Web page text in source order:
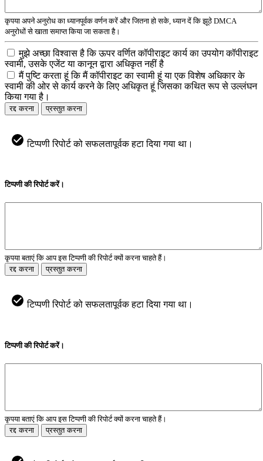
कृपया अपने अनुरोध का ध्यानपूर्वक वर्णन करें और जितना हो सके, ध्यान दें कि झूठे DMCA
अनुरोधों से खाता समाप्त किया जा सकता है।
मुझे अच्छा विश्वास है कि ऊपर वर्णित कॉपीराइट कार्य का उपयोग कॉपीराइट
स्वामी, उसके एजेंट या कानून द्वारा अधिकृत नहीं है
मैं पुष्टि करता हूं कि मैं कॉपीराइट का स्वामी हूं या एक विशेष अधिकार के
स्वामी की ओर से कार्य करने के लिए अधिकृत हूं जिसका कथित रूप से उल्लंघन
किया गया है।
रद्द करना प्रस्तुत करना
टिप्पणी रिपोर्ट को सफलतापूर्वक हटा दिया गया था।
टिप्पणी की रिपोर्ट करें।
कृपया बताएं कि आप इस टिप्पणी की रिपोर्ट क्यों करना चाहते हैं।
रद्द करना
प्रस्तुत करना
टिप्पणी रिपोर्ट को सफलतापूर्वक हटा दिया गया था।
टिप्पणी की रिपोर्ट करें।
कृपया बताएं कि आप इस टिप्पणी की रिपोर्ट क्यों करना चाहते हैं।
रद्द करना
प्रस्तुत करना